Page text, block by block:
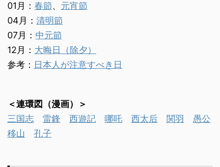
01月： 春節、 元宵節
04月： 清明節
07月： 中元節
12月： 大晦日（除夕）
参考： 日本人が注意すべき日
＜連環図（漫画）＞
三国志
雷鋒 西遊記 哪吒 西太后 関羽
愚公
移山
孔子